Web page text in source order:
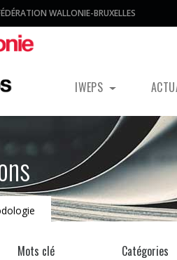
WALLONIE-BRUXELLES
IWEPS
Mots clé Catégories